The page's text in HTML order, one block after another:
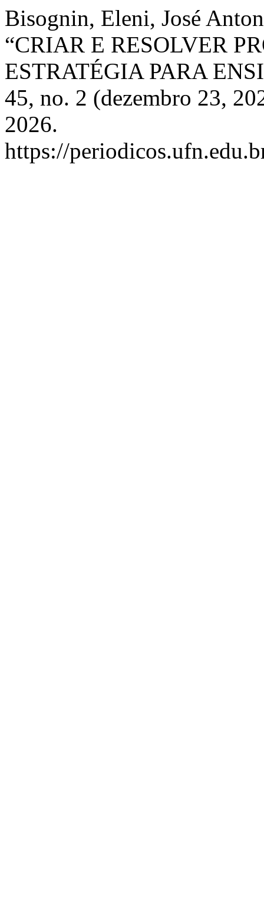
Bisognin, Eleni, José
“CRIAR E RESOLVER
ESTRATÉGIA PARA
45, no. 2 (dezembro 23,
2026.
https://